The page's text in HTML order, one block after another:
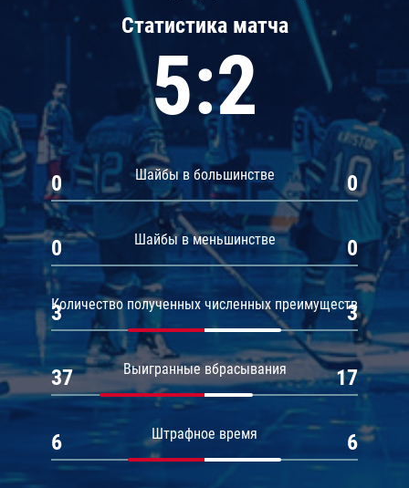
Статистика матча
5:2
Шайбы в большинстве
0 0
Шайбы в меньшинстве
0 0
Количество полученных численных преимуществ
3 3
Выигранные вбрасывания
37 17
Штрафное время
6 6